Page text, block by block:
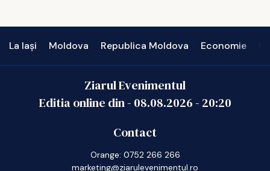
La Iași Moldova Republica Moldova Economie
Ziarul Evenimentul
Editia online din - 08.08.2026- 20:20
Contact
Orange: 0752 266 266
marketing@ziarulevenimentul.ro